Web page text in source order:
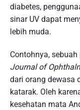
diabetes,
sinar UV dapat
lebih muda.
Contohnya,
Journal of
dari orang dewasa
katarak. Oleh
kesehatan mata